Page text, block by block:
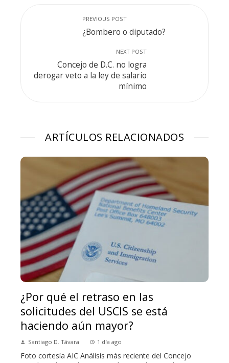
PREVIOUS POST
¿Bombero o diputado?
NEXT POST
Concejo de D.C. no logra
derogar veto a la ley de salario
mínimo
ARTÍCULOS RELACIONADOS
¿Por qué el retraso en las
solicitudes del USCIS se está
haciendo aún mayor?
Santiago D. Távara 1 día ago
Foto cortesía AIC Análisis más reciente del Concejo